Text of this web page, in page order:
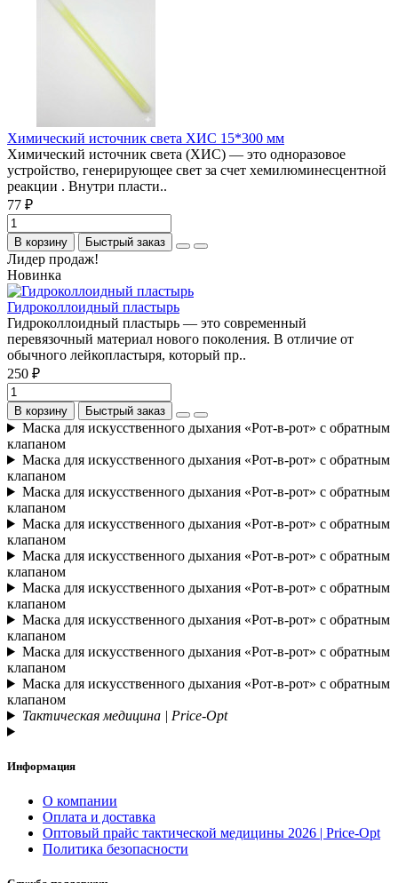
Химический источник света ХИС 15*300 мм
Химический источник света (ХИС) — это одноразовое
устройство, генерирующее свет за счет хемилюминесцентной
реакции . Внутри пласти..
77 ₽
В корзину Быстрый заказ
Лидер продаж!
Новинка
Гидроколлоидный пластырь
Гидроколлоидный пластырь — это современный
перевязочный материал нового поколения. В отличие от
обычного лейкопластыря, который пр..
250 ₽
В корзину Быстрый заказ
Маска для искусственного дыхания «Рот-в-рот» с обратным
клапаном
Маска для искусственного дыхания «Рот-в-рот» с обратным
клапаном
Маска для искусственного дыхания «Рот-в-рот» с обратным
клапаном
Маска для искусственного дыхания «Рот-в-рот» с обратным
клапаном
Маска для искусственного дыхания «Рот-в-рот» с обратным
клапаном
Маска для искусственного дыхания «Рот-в-рот» с обратным
клапаном
Маска для искусственного дыхания «Рот-в-рот» с обратным
клапаном
Маска для искусственного дыхания «Рот-в-рот» с обратным
клапаном
Маска для искусственного дыхания «Рот-в-рот» с обратным
клапаном
Тактическая медицина | Price-Opt
Информация
О компании
Оплата и доставка
Оптовый прайс тактической медицины 2026 | Price-Opt
Политика безопасности